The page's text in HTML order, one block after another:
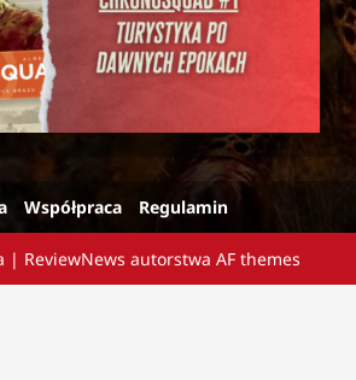
Współpraca Regulamin
| ReviewNews autorstwa AF themes